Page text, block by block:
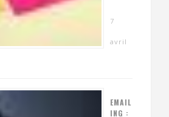
7
avril
EMAIL
ING :